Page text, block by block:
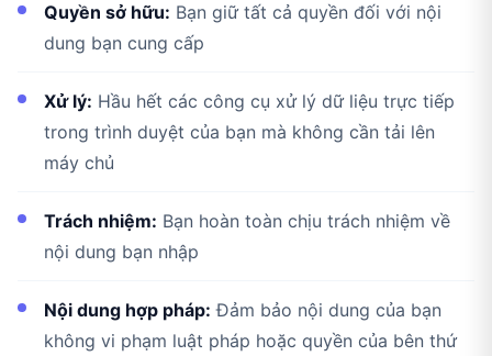
Quyền sở hữu: Bạn giữ tất cả quyền đối với nội
dung bạn cung cấp
Xử lý: Hầu hết các công cụ xử lý dữ liệu trực tiếp
trong trình duyệt của bạn mà không cần tải lên
máy chủ
Trách nhiệm: Bạn hoàn toàn chịu trách nhiệm về
nội dung bạn nhập
Nội dung hợp pháp: Đảm bảo nội dung của bạn
không vi phạm luật pháp hoặc quyền của bên thứ